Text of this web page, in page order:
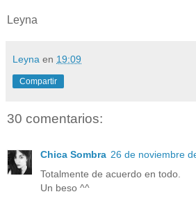
Leyna
Leyna en 19:09
Compartir
30 comentarios:
Chica Sombra 26 de noviembre
Totalmente de acuerdo en todo.
Un beso ^^